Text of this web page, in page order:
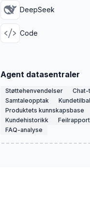
DeepSeek
Code
Agent datasentraler
Støttehenvendelser
Samtaleopptak
Produktets kunnskapsbase
Kundehistorikk
FAQ-analyse